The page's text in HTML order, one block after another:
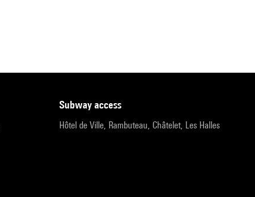
subway access
Hôtel de Ville, Rambuteau, Châtelet, Les Halles